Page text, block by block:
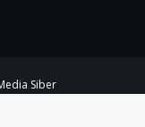
Siber